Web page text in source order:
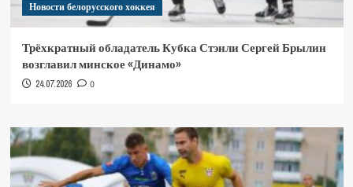
Новости белорусского хоккея
Трёхкратный обладатель Кубка Стэнли Сергей Брылин
возглавил минское «Динамо»
24.07.2026 0